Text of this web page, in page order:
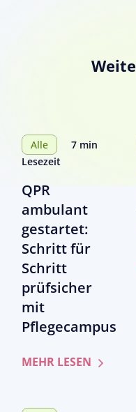
Alle
7 min
Lesezeit
QPR
ambulant
gestartet:
Schritt für
Schritt
prüfsicher
mit
Pflegecampus
MEHR LESEN zum